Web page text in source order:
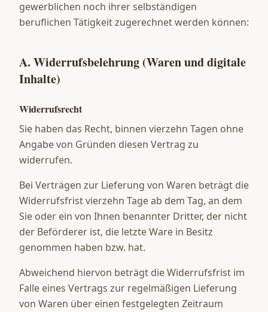
gewerblichen noch ihrer selbständigen
beruflichen Tätigkeit zugerechnet werden können:
A. Widerrufsbelehrung (Waren und digitale
Inhalte)
Widerrufsrecht
Sie haben das Recht, binnen vierzehn Tagen ohne
Angabe von Gründen diesen Vertrag zu
widerrufen.
Bei Verträgen zur Lieferung von Waren beträgt die
Widerrufsfrist vierzehn Tage ab dem Tag, an dem
Sie oder ein von Ihnen benannter Dritter, der nicht
der Beförderer ist, die letzte Ware in Besitz
genommen haben bzw. hat.
Abweichend hiervon beträgt die Widerrufsfrist im
Falle eines Vertrags zur regelmäßigen Lieferung
von Waren über einen festgelegten Zeitraum